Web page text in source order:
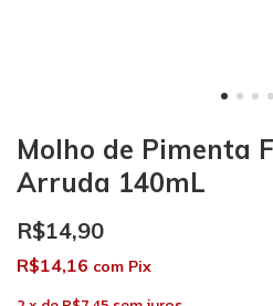
Molho de Pimenta
Arruda 140mL
R$14,90
R$14,16 com Pix